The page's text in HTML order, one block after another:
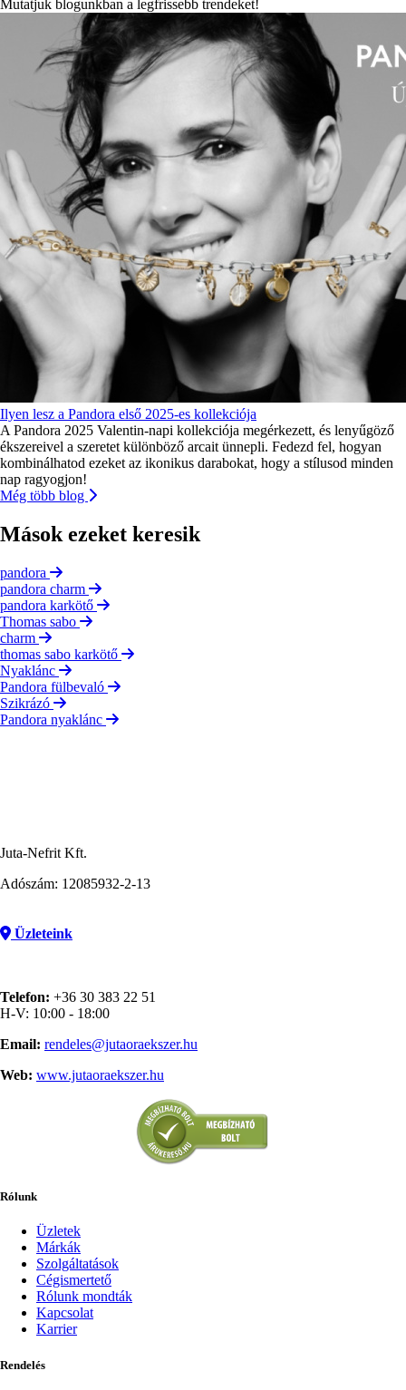
Mutatjuk blogunkban a legfrissebb trendeket!
Ilyen lesz a Pandora első 2025-es kollekciója
A Pandora 2025 Valentin-napi kollekciója megérkezett, és lenyűgöző
ékszereivel a szeretet különböző arcait ünnepli. Fedezd fel, hogyan
kombinálhatod ezeket az ikonikus darabokat, hogy a stílusod minden
nap ragyogjon!
Még több blog
Mások ezeket keresik
pandora
pandora charm
pandora karkötő
Thomas sabo
charm
thomas sabo karkötő
Nyaklánc
Pandora fülbevaló
Szikrázó
Pandora nyaklánc
Juta-Nefrit Kft.
Adószám: 12085932-2-13
Üzleteink
Telefon: +36 30 383 22 51
H-V: 10:00 - 18:00
Email: rendeles@jutaoraekszer.hu
Web: www.jutaoraekszer.hu
Rólunk
Üzletek
Márkák
Szolgáltatások
Cégismertető
Rólunk mondták
Kapcsolat
Karrier
Rendelés